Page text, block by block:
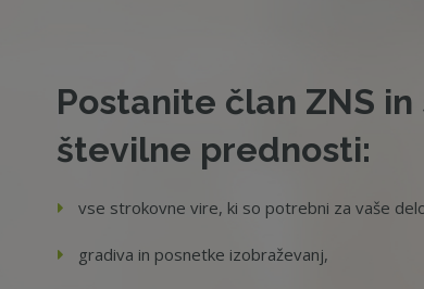
Postanite član ZNS
številne prednosti:
vse strokovne vire, ki so potrebni za vaše
gradiva in posnetke izobraževanj,